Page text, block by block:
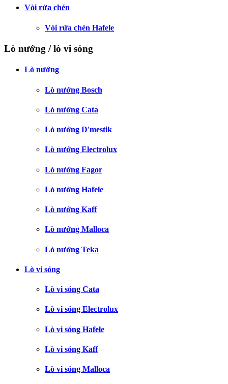
Vòi rửa chén
Vòi rửa chén Hafele
Lò nướng / lò vi sóng
Lò nướng
Lò nướng Bosch
Lò nướng Cata
Lò nướng D'mestik
Lò nướng Electrolux
Lò nướng Fagor
Lò nướng Hafele
Lò nướng Kaff
Lò nướng Malloca
Lò nướng Teka
Lò vi sóng
Lò vi sóng Cata
Lò vi sóng Electrolux
Lò vi sóng Hafele
Lò vi sóng Kaff
Lò vi sóng Malloca